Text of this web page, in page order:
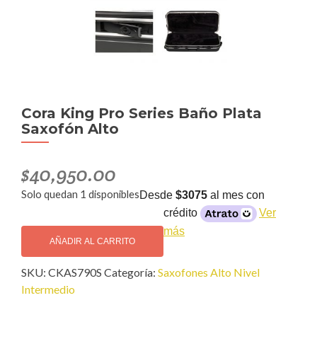
Cora King Pro Series Baño Plata
Saxofón Alto
$40,950.00
Solo quedan 1 disponibles
Cora
King
Pro
Series
Baño
AÑADIR AL CARRITO
Desde $3075 al mes con
crédito
Ver
más
SKU: CKAS790S Categoría: Saxofones Alto Nivel
Intermedio